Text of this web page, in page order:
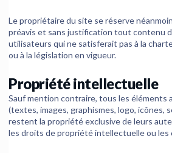
Le propriétaire du site se réserve
préavis et sans justification tout contenu
utilisateurs qui ne satisferait pas à la
ou à la législation en vigueur.
Propriété intellectuelle
Sauf mention contraire, tous les éléments
(textes, images, graphismes, logo, icônes,
restent la propriété exclusive de leurs
les droits de propriété intellectuelle ou les